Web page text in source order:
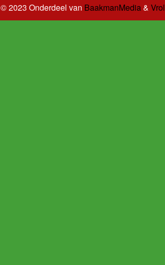
2023 Onderdeel van BaakmanMedia&